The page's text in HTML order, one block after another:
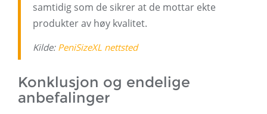
samtidig som de sikrer at de mottar ekte
produkter av høy kvalitet.
Kilde: PeniSizeXL nettsted
Konklusjon og endelige
anbefalinger